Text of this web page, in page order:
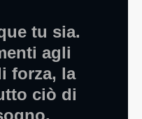
tu sia.
agli
forza, la
ciò di